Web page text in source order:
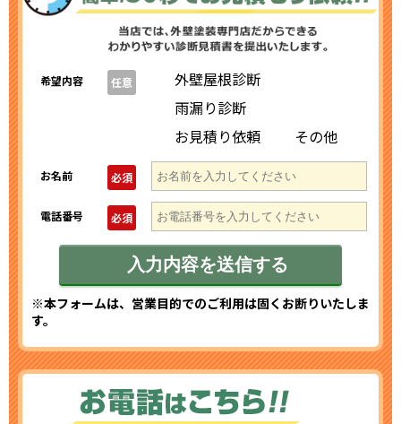
希望内容 任意
外壁屋根診断
雨漏り診断
お見積り依頼
その他
お名前 必須
電話番号 必須
※本フォームは、営業目的でのご利用は固くお断りいたしま
す。